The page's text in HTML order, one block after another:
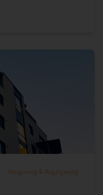
Wetgeving & Regelgeving